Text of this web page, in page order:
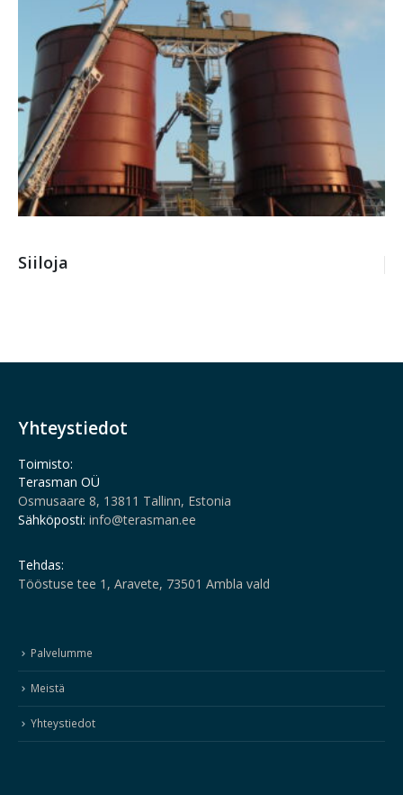
Siiloja
Yhteystiedot
Toimisto:
Terasman OÜ
Osmusaare 8, 13811 Tallinn, Estonia
Sähköposti: info@terasman.ee
Tehdas:
Tööstuse tee 1, Aravete, 73501 Ambla vald
Palvelumme
Meistä
Yhteystiedot